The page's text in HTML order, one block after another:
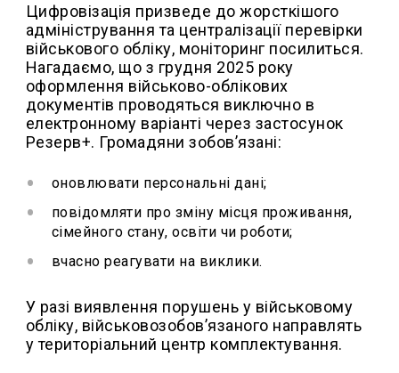
Цифровізація призведе до жорсткішого
адміністрування та централізації перевірки
військового обліку, моніторинг посилиться.
Нагадаємо, що з грудня 2025 року
оформлення військово-облікових
документів проводяться виключно в
електронному варіанті через застосунок
Резерв+. Громадяни зобов’язані:
оновлювати персональні дані;
повідомляти про зміну місця проживання,
сімейного стану, освіти чи роботи;
вчасно реагувати на виклики.
У разі виявлення порушень у військовому
обліку, військовозобов’язаного направлять
у територіальний центр комплектування.